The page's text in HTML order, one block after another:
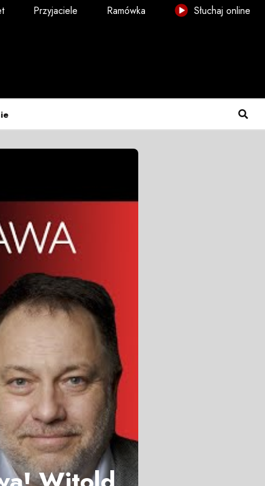
Przyjaciele Ramówka Słuchaj online